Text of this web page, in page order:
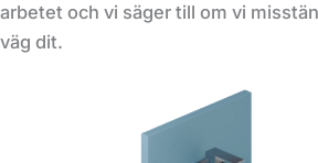
arbetet och vi säger till om vi
väg dit.